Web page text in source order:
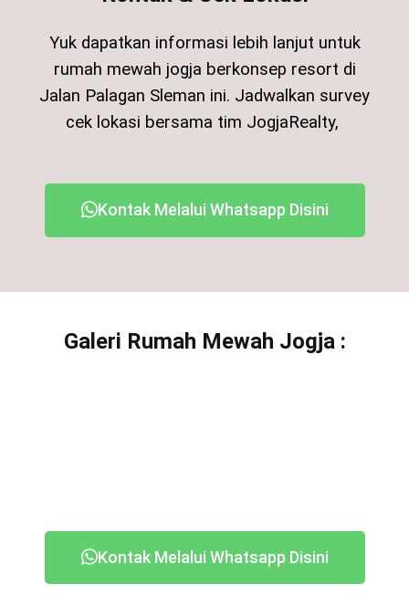
Yuk dapatkan informasi lebih lanjut untuk
rumah mewah jogja berkonsep resort di
Jalan Palagan Sleman ini. Jadwalkan survey
cek lokasi bersama tim JogjaRealty,
Kontak Melalui Whatsapp Disini
Galeri Rumah Mewah Jogja :
Kontak Melalui Whatsapp Disini